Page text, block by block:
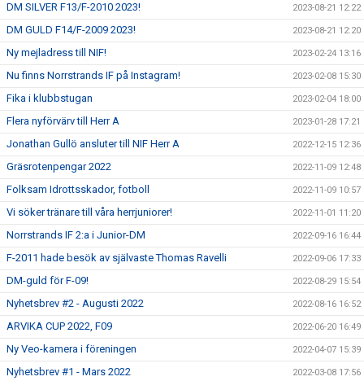
DM SILVER F13/F-2010 2023! 2023-08-21 12:22
DM GULD F14/F-2009 2023! 2023-08-21 12:20
Ny mejladress till NIF! 2023-02-24 13:16
Nu finns Norrstrands IF på Instagram! 2023-02-08 15:30
Fika i klubbstugan 2023-02-04 18:00
Flera nyförvärv till Herr A 2023-01-28 17:21
Jonathan Gullö ansluter till NIF Herr A 2022-12-15 12:36
Gräsrotenpengar 2022 2022-11-09 12:48
Folksam Idrottsskador, fotboll 2022-11-09 10:57
Vi söker tränare till våra herrjuniorer! 2022-11-01 11:20
Norrstrands IF 2:a i Junior-DM 2022-09-16 16:44
F-2011 hade besök av självaste Thomas Ravelli 2022-09-06 17:33
DM-guld för F-09! 2022-08-29 15:54
Nyhetsbrev #2 - Augusti 2022 2022-08-16 16:52
ARVIKA CUP 2022, F09 2022-06-20 16:49
Ny Veo-kamera i föreningen 2022-04-07 15:39
Nyhetsbrev #1 - Mars 2022 2022-03-08 17:56